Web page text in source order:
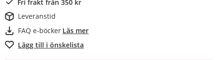
Fri frakt från 350 kr
Leveranstid
FAQ e-böcker Läs mer
Lägg till i önskelista